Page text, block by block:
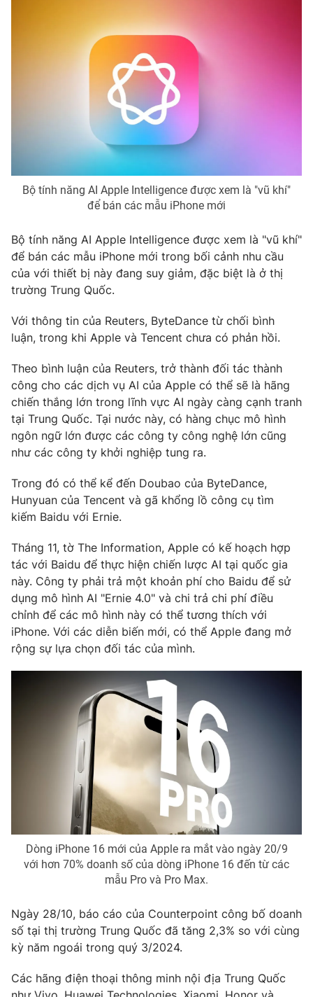
Emagazine Podcast
Infographic
Shorts video
VTV Money
VTV Sức khoẻ Bất động sản
Thị trường 24h Tấm lòng Việt
VTV4 Vươn mình bằng AI
VTV9 VTV8
Liên hệ tòa soạn English
THỜI BÁO VTV
Theo dõi báo trên
Cơ quan chủ quản: Đài Truyền hình Việt Nam
Cơ quan báo chí:Thời báo VTV
Giấy phép hoạt động báo in và báo điện tử số 483/GP-BTTTT
cấp ngày 29/12/2023
Tổng Biên tập: Vũ Thanh Thủy
Phó Tổng Biên tập:Nguyễn Thị Mỹ Hạnh, Phạm Quốc Thắng,
Nguyễn Trọng Ninh
Tổng đài VTV:024.38 355 931 - 024.38 355 932
Ðiện thoại Thời báo VTV:024.66 897 897
toasoan@vtv.vn
Liên hệ quảng cáo:
024-7300.7108
® Cấm sao chép dưới mọi hình thức nếu không có sự chấp
thuận bằng văn bản. Ghi rõ nguồn VTV.vn khi phát hành lại
thông tin từ website này.
Bộ tính năng AI Apple Intelligence được xem là "vũ khí"
để bán các mẫu iPhone mới
Bộ tính năng AI Apple Intelligence được xem là "vũ khí"
để bán các mẫu iPhone mới trong bối cảnh nhu cầu
của với thiết bị này đang suy giảm, đặc biệt là ở thị
trường Trung Quốc.
Với thông tin của Reuters, ByteDance từ chối bình
luận, trong khi Apple và Tencent chưa có phản hồi.
Theo bình luận của Reuters, trở thành đối tác thành
công cho các dịch vụ AI của Apple có thể sẽ là hãng
chiến thắng lớn trong lĩnh vực AI ngày càng cạnh tranh
tại Trung Quốc. Tại nước này, có hàng chục mô hình
ngôn ngữ lớn được các công ty công nghệ lớn cũng
như các công ty khởi nghiệp tung ra.
Trong đó có thể kể đến Doubao của ByteDance,
Hunyuan của Tencent và gã khổng lồ công cụ tìm
kiếm Baidu với Ernie.
Tháng 11, tờ The Information, Apple có kế hoạch hợp
tác với Baidu để thực hiện chiến lược AI tại quốc gia
này. Công ty phải trả một khoản phí cho Baidu để sử
dụng mô hình AI "Ernie 4.0" và chi trả chi phí điều
chỉnh để các mô hình này có thể tương thích với
iPhone. Với các diễn biến mới, có thể Apple đang mở
rộng sự lựa chọn đối tác của mình.
Dòng iPhone 16 mới của Apple ra mắt vào ngày 20/9
với hơn 70% doanh số của dòng iPhone 16 đến từ các
mẫu Pro và Pro Max.
Ngày 28/10, báo cáo của Counterpoint công bố doanh
số tại thị trường Trung Quốc đã tăng 2,3% so với cùng
kỳ năm ngoái trong quý 3/2024.
Các hãng điện thoại thông minh nội địa Trung Quốc